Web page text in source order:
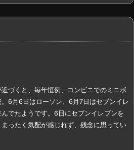
づくと、毎年恒例、コンビニでのミニボ
6月6日はローソン、6月7日はセブンイレ
でたようです。 6日にセブンイレブンを
まったく気配が感じれず、残念に思ってい